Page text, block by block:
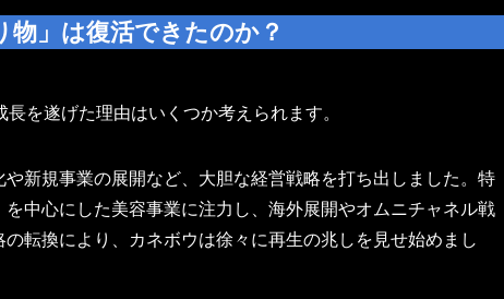
」は復活できたのか？
を遂げた理由はいくつか考えられます。
新規事業の展開など、大胆な経営戦略を打ち出しました。特
を中心にした美容事業に注力し、海外展開やオムニチャネル戦
転換により、カネボウは徐々に再生の兆しを見せ始めまし